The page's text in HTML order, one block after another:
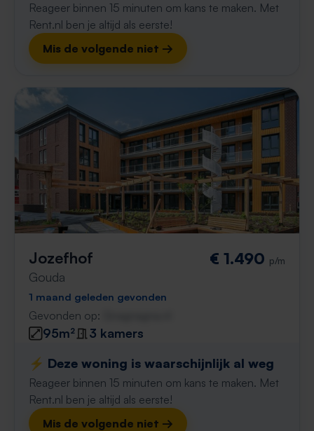
Reageer binnen 15 minuten om kans te maken. Met
Rent.nl ben je altijd als eerste!
Mis de volgende niet →
Jozefhof
Gouda
€ 1.490 p/m
1 maand geleden gevonden
Gevonden op:
95m²
3 kamers
⚡️ Deze woning is waarschijnlijk al weg
Reageer binnen 15 minuten om kans te maken. Met
Rent.nl ben je altijd als eerste!
Mis de volgende niet →